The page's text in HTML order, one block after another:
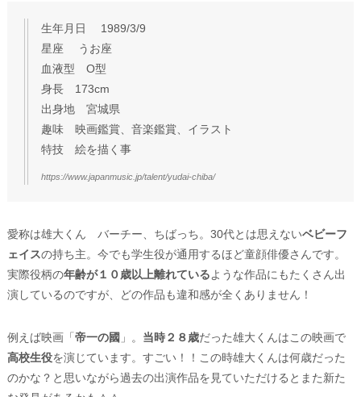
生年月日 1989/3/9
星座 うお座
血液型 O型
身長 173cm
出身地 宮城県
趣味 映画鑑賞、音楽鑑賞、イラスト
特技 絵を描く事
https://www.japanmusic.jp/talent/yudai-chiba/
愛称は雄大くん バーチー、ちばっち。30代とは思えないベビーフ
ェイスの持ち主。今でも学生役が通用するほど童顔俳優さんです。
実際役柄の年齢が１０歳以上離れているような作品にもたくさん出
演しているのですが、どの作品も違和感が全くありません！
例えば映画「 帝一の國 」。 当時２８歳だった雄大くんはこの映画で
高校生役を演じています。すごい！！この時雄大くんは何歳だった
のかな？と思いながら過去の出演作品を見ていただけるとまた新た